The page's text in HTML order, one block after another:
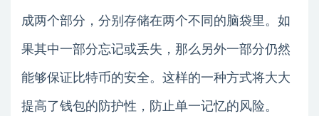
成两个部分，分别存储在两个不同的脑袋里。如
果其中一部分忘记或丢失，那么另外一部分仍然
能够保证比特币的安全。这样的一种方式将大大
提高了钱包的防护性，防止单一记忆的风险。